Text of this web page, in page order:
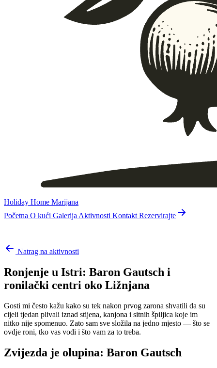
Holiday Home Marijana
Početna O kući Galerija Aktivnosti Kontakt Rezervirajte
Natrag na aktivnosti
Ronjenje u Istri: Baron Gautsch i
ronilački centri oko Ližnjana
Gosti mi često kažu kako su tek nakon prvog zarona shvatili da su
cijeli tjedan plivali iznad stijena, kanjona i sitnih špiljica koje im
nitko nije spomenuo. Zato sam sve složila na jedno mjesto — što se
ovdje roni, tko vas vodi i što vam za to treba.
Zvijezda je olupina: Baron Gautsch